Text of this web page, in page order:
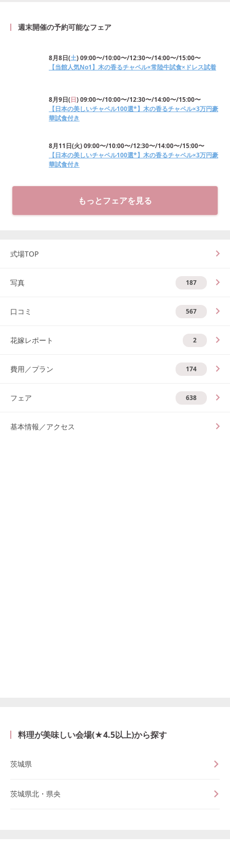
週末開催の予約可能なフェア
8月8日(土)09:00〜/10:00〜/12:30〜/14:00〜/15:00〜
【当館人気No1】木の香るチャペル×常陸牛試食×ドレス試着
8月9日(日)09:00〜/10:00〜/12:30〜/14:00〜/15:00〜
【日本の美しいチャペル100選*】木の香るチャペル×3万円豪
華試食付き
8月11日(火)09:00〜/10:00〜/12:30〜/14:00〜/15:00〜
【日本の美しいチャペル100選*】木の香るチャペル×3万円豪
華試食付き
もっとフェアを見る
式場TOP
写真 187
口コミ 567
花嫁レポート 2
費用／プラン 174
フェア 638
基本情報／アクセス
料理が美味しい会場(★4.5以上)から探す
茨城県
茨城県北・県央